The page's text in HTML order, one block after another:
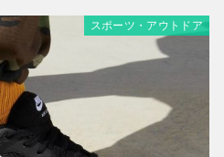
スポーツ・アウトドア